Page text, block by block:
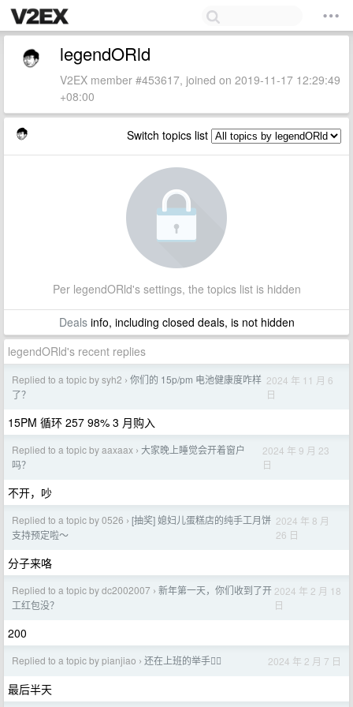
legendORld
V2EX member #453617, joined on 2019-11-17 12:29:49
+08:00
Switch topics list
Per legendORld's settings, the topics list is hidden
Dealsinfo, including closed deals, is not hidden
legendORld's recent replies
Replied to a topic by syh2 › 你们的 15p/pm 电池健康度咋样
了？
2024 年 11 月 6
日
15PM 循环 257 98% 3 月购入
Replied to a topic by aaxaax › 大家晚上睡觉会开着窗户
吗？
2024 年 9 月 23
日
不开，吵
Replied to a topic by 0526 › [抽奖] 媳妇儿蛋糕店的纯手工月饼
支持预定啦～
2024 年 8 月
26 日
分子来咯
Replied to a topic by dc2002007 › 新年第一天，你们收到了开
工红包没？
2024 年 2 月 18
日
200
Replied to a topic by pianjiao › 还在上班的举手🙋‍♂️ 2024 年 2 月 7 日
最后半天